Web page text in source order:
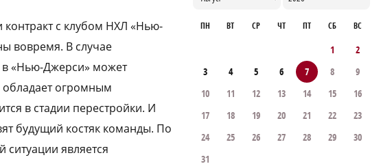
с клубом НХЛ «Нью-
вовремя. В случае
в «Нью-Джерси» может
обладает огромным
в стадии перестройки. И
будущий костяк команды. По
является
ПН ВТ СР ЧТ ПТ СБ ВС
1
2
3
4 5 6 7 8
9
10
11 12 13 14 15
16
17
18 19 20 21 22
23
24
25 26 27 28 29
30
31